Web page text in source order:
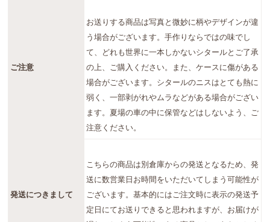
ご注意
お送りする商品は写真と微妙に柄やデザインが違
う場合がございます。手作りならではの味でし
て、どれも世界に一本しかないシタールとご了承
の上、ご購入ください。また、ケースに傷がある
場合がございます。シタールのニスはとても熱に
弱く、一部剥がれやムラなどがある場合がござい
ます。夏場の車の中に保管などはしないよう、ご
注意ください。
発送につきまして
こちらの商品は別倉庫からの発送となるため、発
送に数営業日お時間をいただいてしまう可能性が
ございます。基本的にはご注文時に表示の発送予
定日にてお送りできると思われますが、お届けが